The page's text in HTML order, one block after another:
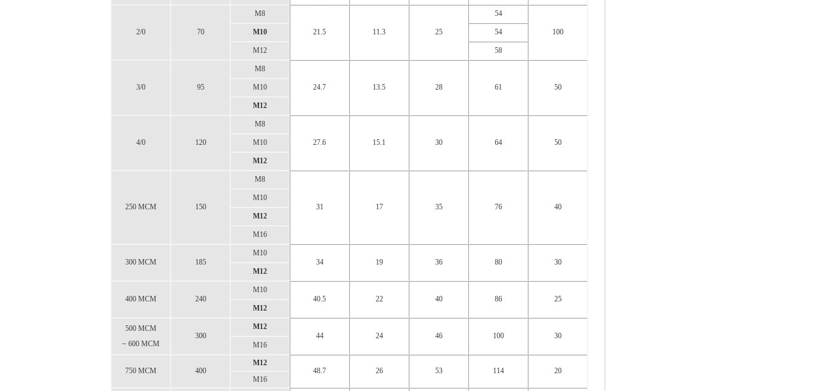
2/0 70
M8
21.5 11.3 25
54
100
M10 54
M12 58
3/0 95
M8
24.7 13.5 28 61 50
M10
M12
4/0 120
M8
27.6 15.1 30 64 50
M10
M12
250 MCM 150
M8
31 17 35 76 40
M10
M12
M16
300 MCM 185
M10
34
19 36 80
30
M12
400 MCM 240
M10
40.5
22 40 86
25
M12
500 MCM
~ 600 MCM
300
M12
44
24 46 100
30
M16
750 MCM 400
M12
48.7
26 53 114
20
M16